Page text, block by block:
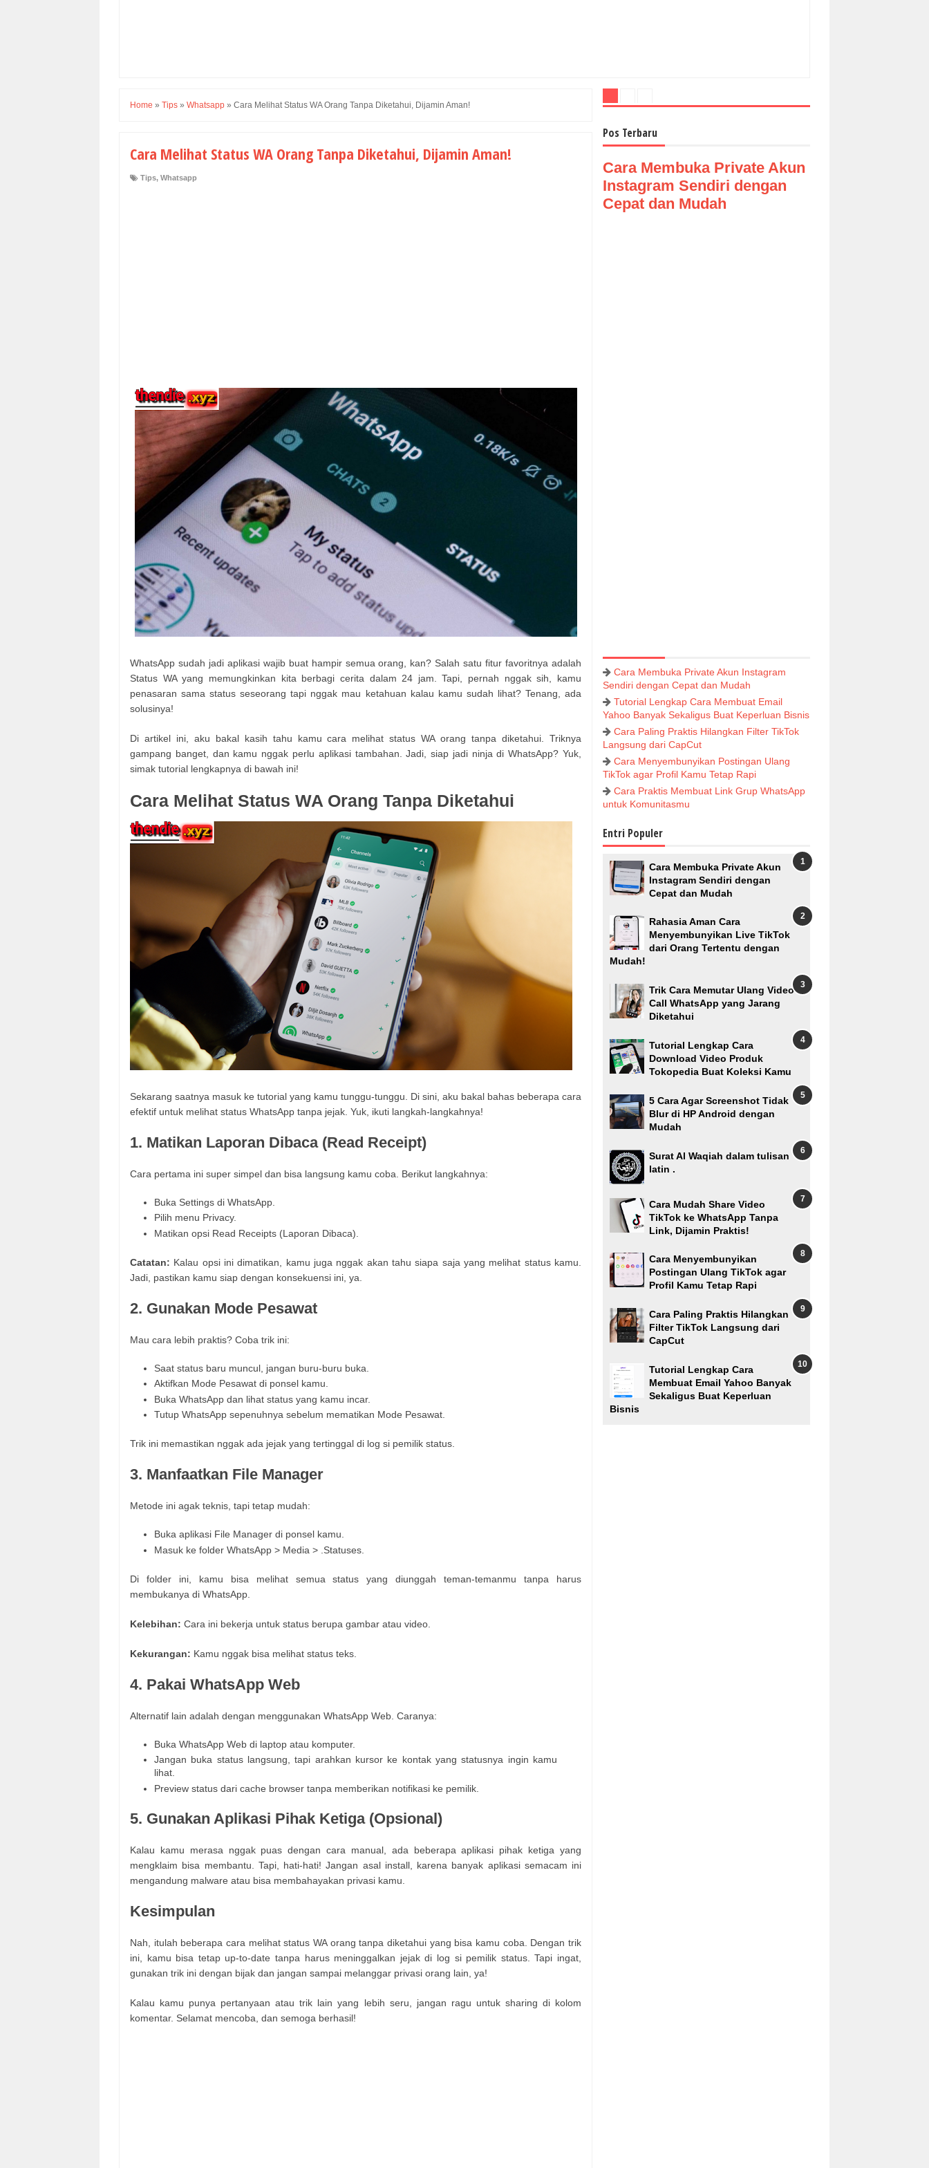
Home » Tips » Whatsapp » Cara Melihat Status WA Orang Tanpa Diketahui, Dijamin Aman!
Cara Melihat Status WA Orang Tanpa Diketahui, Dijamin Aman!
Tips, Whatsapp
WhatsApp sudah jadi aplikasi wajib buat hampir semua orang, kan? Salah satu fitur favoritnya adalah
Status WA yang memungkinkan kita berbagi cerita dalam 24 jam. Tapi, pernah nggak sih, kamu
penasaran sama status seseorang tapi nggak mau ketahuan kalau kamu sudah lihat? Tenang, ada
solusinya!
Di artikel ini, aku bakal kasih tahu kamu cara melihat status WA orang tanpa diketahui. Triknya
gampang banget, dan kamu nggak perlu aplikasi tambahan. Jadi, siap jadi ninja di WhatsApp? Yuk,
simak tutorial lengkapnya di bawah ini!
Cara Melihat Status WA Orang Tanpa Diketahui
Sekarang saatnya masuk ke tutorial yang kamu tunggu-tunggu. Di sini, aku bakal bahas beberapa cara
efektif untuk melihat status WhatsApp tanpa jejak. Yuk, ikuti langkah-langkahnya!
1. Matikan Laporan Dibaca (Read Receipt)
Cara pertama ini super simpel dan bisa langsung kamu coba. Berikut langkahnya:
Buka Settings di WhatsApp.
Pilih menu Privacy.
Matikan opsi Read Receipts (Laporan Dibaca).
Catatan: Kalau opsi ini dimatikan, kamu juga nggak akan tahu siapa saja yang melihat status kamu.
Jadi, pastikan kamu siap dengan konsekuensi ini, ya.
2. Gunakan Mode Pesawat
Mau cara lebih praktis? Coba trik ini:
Saat status baru muncul, jangan buru-buru buka.
Aktifkan Mode Pesawat di ponsel kamu.
Buka WhatsApp dan lihat status yang kamu incar.
Tutup WhatsApp sepenuhnya sebelum mematikan Mode Pesawat.
Trik ini memastikan nggak ada jejak yang tertinggal di log si pemilik status.
3. Manfaatkan File Manager
Metode ini agak teknis, tapi tetap mudah:
Buka aplikasi File Manager di ponsel kamu.
Masuk ke folder WhatsApp > Media > .Statuses.
Di folder ini, kamu bisa melihat semua status yang diunggah teman-temanmu tanpa harus
membukanya di WhatsApp.
Kelebihan: Cara ini bekerja untuk status berupa gambar atau video.
Kekurangan: Kamu nggak bisa melihat status teks.
4. Pakai WhatsApp Web
Alternatif lain adalah dengan menggunakan WhatsApp Web. Caranya:
Buka WhatsApp Web di laptop atau komputer.
Jangan buka status langsung, tapi arahkan kursor ke kontak yang statusnya ingin kamu
lihat.
Preview status dari cache browser tanpa memberikan notifikasi ke pemilik.
5. Gunakan Aplikasi Pihak Ketiga (Opsional)
Kalau kamu merasa nggak puas dengan cara manual, ada beberapa aplikasi pihak ketiga yang
mengklaim bisa membantu. Tapi, hati-hati! Jangan asal install, karena banyak aplikasi semacam ini
mengandung malware atau bisa membahayakan privasi kamu.
Kesimpulan
Nah, itulah beberapa cara melihat status WA orang tanpa diketahui yang bisa kamu coba. Dengan trik
ini, kamu bisa tetap up-to-date tanpa harus meninggalkan jejak di log si pemilik status. Tapi ingat,
gunakan trik ini dengan bijak dan jangan sampai melanggar privasi orang lain, ya!
Kalau kamu punya pertanyaan atau trik lain yang lebih seru, jangan ragu untuk sharing di kolom
komentar. Selamat mencoba, dan semoga berhasil!
Pos Terbaru
Cara Membuka Private Akun
Instagram Sendiri dengan
Cepat dan Mudah
Cara Membuka Private Akun Instagram
Sendiri dengan Cepat dan Mudah
Tutorial Lengkap Cara Membuat Email
Yahoo Banyak Sekaligus Buat Keperluan Bisnis
Cara Paling Praktis Hilangkan Filter TikTok
Langsung dari CapCut
Cara Menyembunyikan Postingan Ulang
TikTok agar Profil Kamu Tetap Rapi
Cara Praktis Membuat Link Grup WhatsApp
untuk Komunitasmu
Entri Populer
Cara Membuka Private Akun
Instagram Sendiri dengan
Cepat dan Mudah
Rahasia Aman Cara
Menyembunyikan Live TikTok
dari Orang Tertentu dengan
Mudah!
Trik Cara Memutar Ulang Video
Call WhatsApp yang Jarang
Diketahui
Tutorial Lengkap Cara
Download Video Produk
Tokopedia Buat Koleksi Kamu
5 Cara Agar Screenshot Tidak
Blur di HP Android dengan
Mudah
Surat Al Waqiah dalam tulisan
latin .
Cara Mudah Share Video
TikTok ke WhatsApp Tanpa
Link, Dijamin Praktis!
Cara Menyembunyikan
Postingan Ulang TikTok agar
Profil Kamu Tetap Rapi
Cara Paling Praktis Hilangkan
Filter TikTok Langsung dari
CapCut
Tutorial Lengkap Cara
Membuat Email Yahoo Banyak
Sekaligus Buat Keperluan
Bisnis